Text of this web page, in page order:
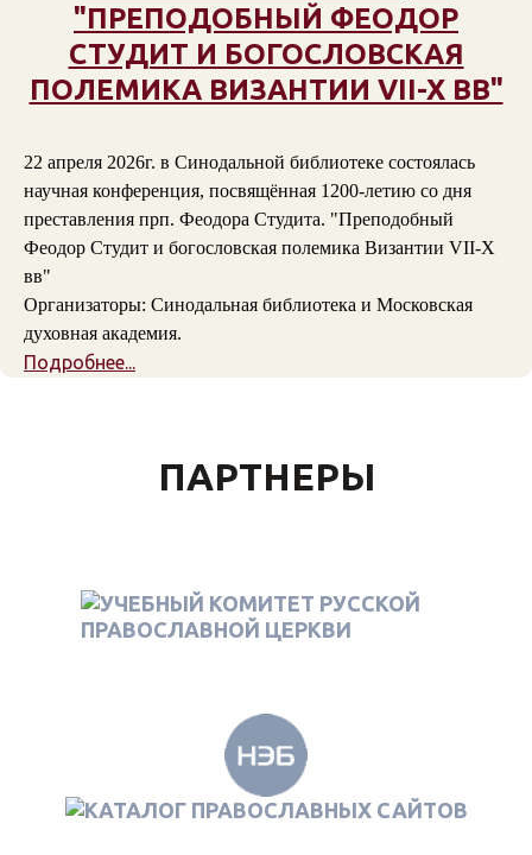
"ПРЕПОДОБНЫЙ ФЕОДОР
СТУДИТ И БОГОСЛОВСКАЯ
ПОЛЕМИКА ВИЗАНТИИ VII-X ВВ"
22 апреля 2026г. в Синодальной библиотеке состоялась
научная конференция, посвящённая 1200-летию со дня
преставления прп. Феодора Студита. "Преподобный
Феодор Студит и богословская полемика Византии VII-X
вв"
Организаторы: Синодальная библиотека и Московская
духовная академия.
Подробнее...
ПАРТНЕРЫ